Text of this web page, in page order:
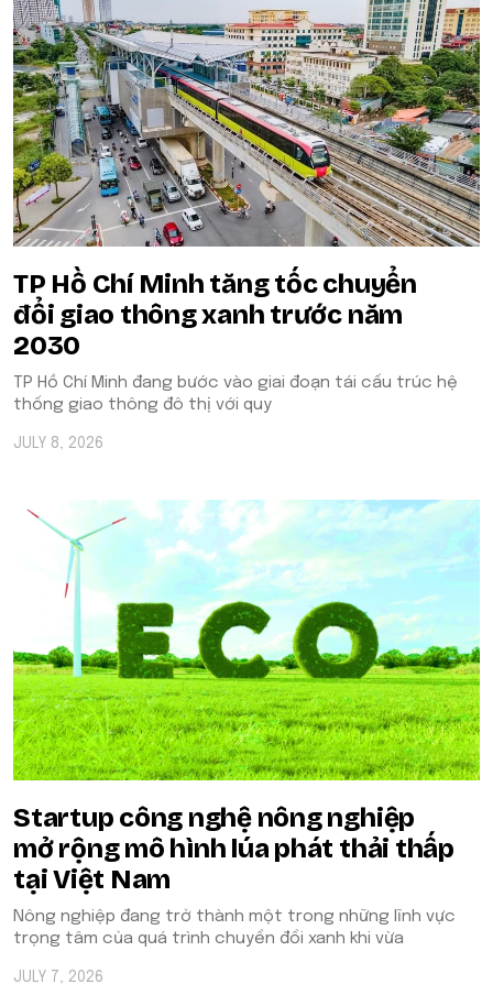
TP Hồ Chí Minh tăng tốc chuyển
đổi giao thông xanh trước năm
2030
TP Hồ Chí Minh đang bước vào giai đoạn tái cấu trúc hệ
thống giao thông đô thị với quy
JULY 8, 2026
Startup công nghệ nông nghiệp
mở rộng mô hình lúa phát thải thấp
tại Việt Nam
Nông nghiệp đang trở thành một trong những lĩnh vực
trọng tâm của quá trình chuyển đổi xanh khi vừa
JULY 7, 2026